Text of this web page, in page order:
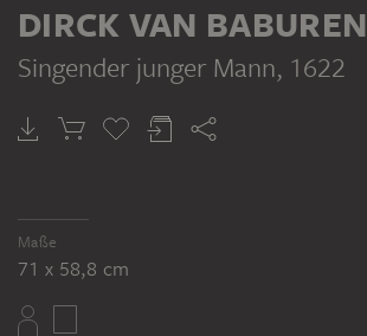
DIRCK VAN BABUREN
Singender junger Mann, 1622
Maße
71 x 58,8 cm